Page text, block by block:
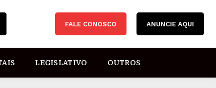
FALE CONOSCO ANUNCIE AQUI
LEGISLATIVO OUTROS